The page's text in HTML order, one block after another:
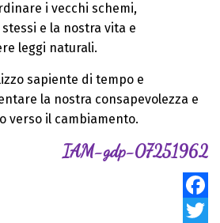
i vecchi schemi,
e la nostra vita e
leggi naturali.
sapiente di tempo e
la nostra consapevolezza e
verso il cambiamento.
IAM-gdp-07251962